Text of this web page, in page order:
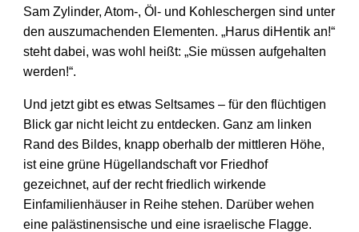
Sam Zylinder, Atom-, Öl- und Kohle­schergen sind unter
den auszu­machenden Elementen. „Harus diHentik an!“
steht dabei, was wohl heißt: „Sie müssen aufgehalten
werden!“.
Und jetzt gibt es etwas Seltsames – für den flüchtigen
Blick gar nicht leicht zu entdecken. Ganz am linken
Rand des Bildes, knapp oberhalb der mittleren Höhe,
ist eine grüne Hügel­landschaft vor Friedhof
gezeichnet, auf der recht friedlich wirkende
Einfamilien­häuser in Reihe stehen. Darüber wehen
eine palästinen­sische und eine israe­lische Flagge.